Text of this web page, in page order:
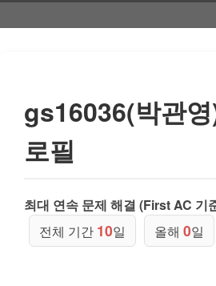
gs16036(박관
로필
최대 연속 문제 해결 (First AC 기
전체 기간 10일 올해 0일